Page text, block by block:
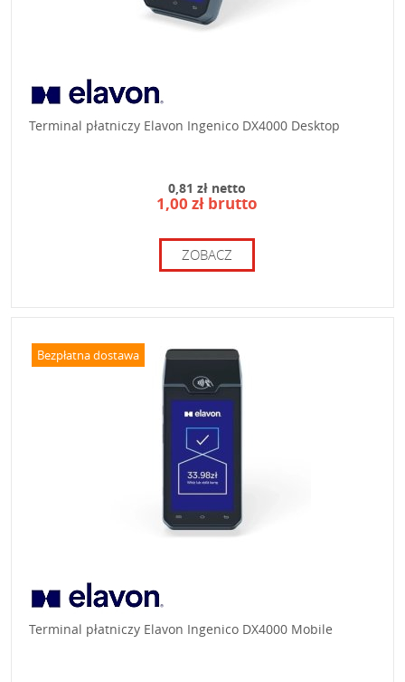
Terminal płatniczy Elavon Ingenico DX4000 Desktop
0,81 zł netto
1,00 zł brutto
ZOBACZ
Bezpłatna dostawa
Terminal płatniczy Elavon Ingenico DX4000 Mobile